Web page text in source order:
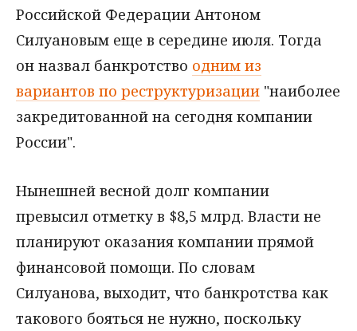
Российской Федерации Антоном
Силуановым еще в середине июля. Тогда
он назвал банкротство одним из
вариантов по реструктуризации "наиболее
закредитованной на сегодня компании
России".
Нынешней весной долг компании
превысил отметку в $8,5 млрд. Власти не
планируют оказания компании прямой
финансовой помощи. По словам
Силуанова, выходит, что банкротства как
такового бояться не нужно, поскольку